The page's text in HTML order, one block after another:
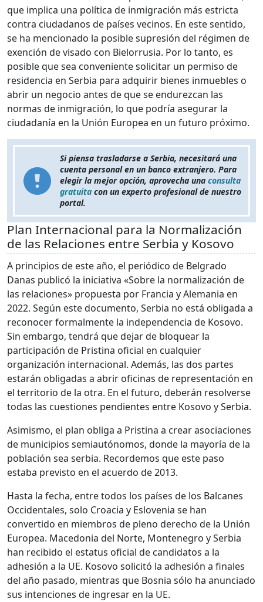
que implica una política de inmigración más estricta
contra ciudadanos de países vecinos. En este sentido,
se ha mencionado la posible supresión del régimen de
exención de visado con Bielorrusia. Por lo tanto, es
posible que sea conveniente solicitar un permiso de
residencia en Serbia para adquirir bienes inmuebles o
abrir un negocio antes de que se endurezcan las
normas de inmigración, lo que podría asegurar la
ciudadanía en la Unión Europea en un futuro próximo.
Si piensa trasladarse a Serbia, necesitará una
cuenta personal en un banco extranjero. Para
elegir la mejor opción, aprovecha una consulta
gratuita con un experto profesional de nuestro
portal.
Plan Internacional para la Normalización
de las Relaciones entre Serbia y Kosovo
A principios de este año, el periódico de Belgrado
Danas publicó la iniciativa «Sobre la normalización de
las relaciones» propuesta por Francia y Alemania en
2022. Según este documento, Serbia no está obligada a
reconocer formalmente la independencia de Kosovo.
Sin embargo, tendrá que dejar de bloquear la
participación de Pristina oficial en cualquier
organización internacional. Además, las dos partes
estarán obligadas a abrir oficinas de representación en
el territorio de la otra. En el futuro, deberán resolverse
todas las cuestiones pendientes entre Kosovo y Serbia.
Asimismo, el plan obliga a Pristina a crear asociaciones
de municipios semiautónomos, donde la mayoría de la
población sea serbia. Recordemos que este paso
estaba previsto en el acuerdo de 2013.
Hasta la fecha, entre todos los países de los Balcanes
Occidentales, solo Croacia y Eslovenia se han
convertido en miembros de pleno derecho de la Unión
Europea. Macedonia del Norte, Montenegro y Serbia
han recibido el estatus oficial de candidatos a la
adhesión a la UE. Kosovo solicitó la adhesión a finales
del año pasado, mientras que Bosnia sólo ha anunciado
sus intenciones de ingresar en la UE.